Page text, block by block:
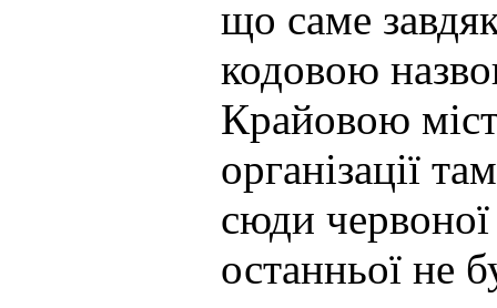
що саме
кодовою
Крайовою
організації
сюди
останньої не